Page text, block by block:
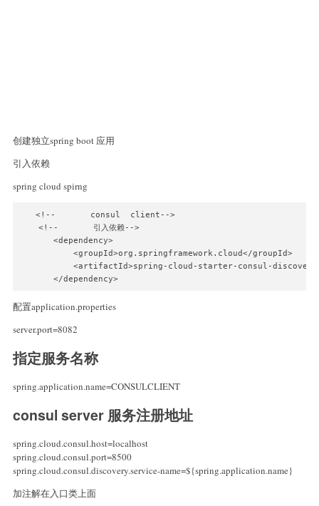
创建独立spring boot 应用
引入依赖
spring cloud spirng
   <!--       consul  client-->
    <!--       引入依赖-->
       <dependency>
           <groupId>org.springframework.cloud</groupId>
<artifactId>spring-cloud-starter-consul-
配置application.properties
server.port=8082
指定服务名称
spring.application.name=CONSULCLIENT
consul server 服务注册地址
spring.cloud.consul.host=localhost
spring.cloud.consul.port=8500
spring.cloud.consul.discovery.service-name=${spring.application.name}
加注解在入口类上面